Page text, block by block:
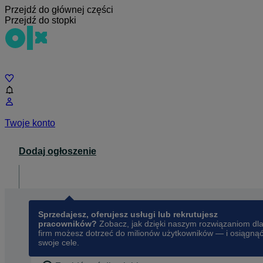
Przejdź do głównej części
Przejdź do stopki
Twoje konto
Dodaj ogłoszenie
Sprzedajesz, oferujesz usługi lub rekrutujesz
pracowników? Zobacz, jak dzięki naszym rozwiązaniom dla
firm możesz dotrzeć do milionów użytkowników — i osiągnąć
swoje cele.